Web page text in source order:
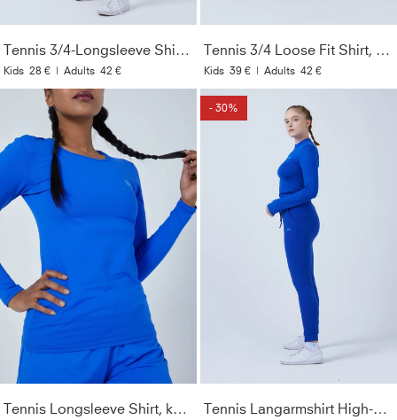
Tennis 3/4-Longsleeve Shirt, kobaltblau
Kids 28 € | Adults 42 €
Tennis 3/4 Loose Fit Shirt, kobaltblau
Kids 39 € | Adults 42 €
Tennis Longsleeve Shirt, kobaltblau
- 30%
Tennis Langarmshirt High-Neck Damen & Mädchen, kobaltblau